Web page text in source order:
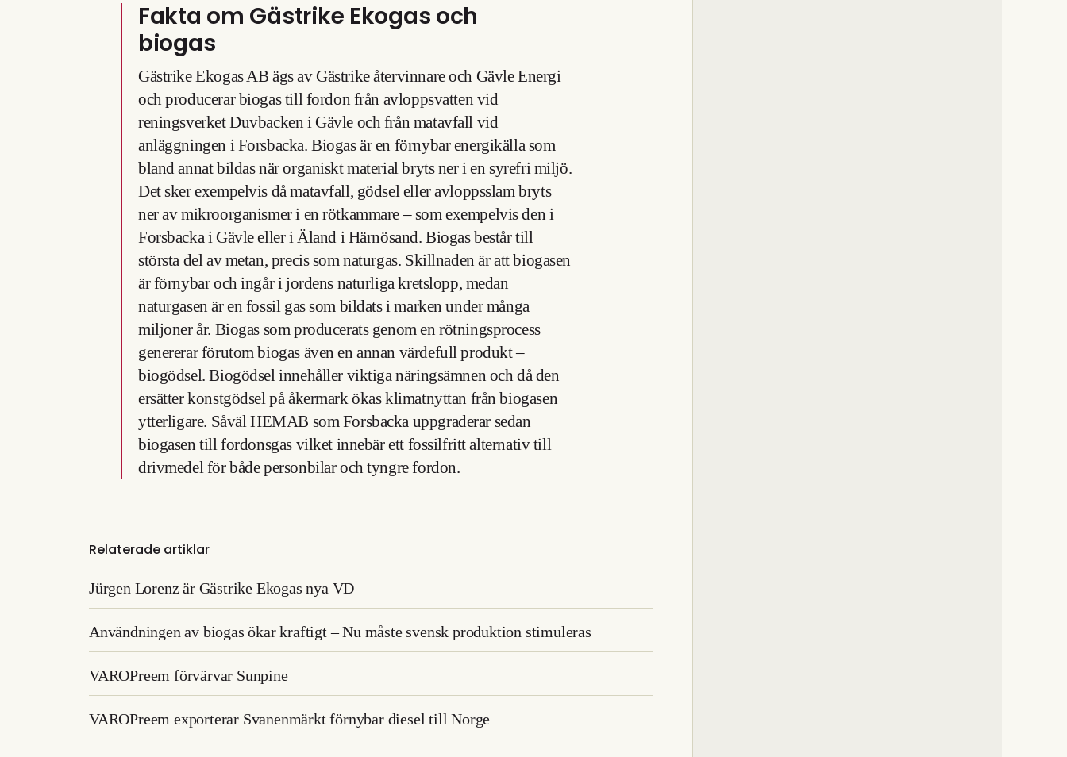
Fakta om Gästrike Ekogas och
biogas
Gästrike Ekogas AB ägs av Gästrike återvinnare och Gävle Energi
och producerar biogas till fordon från avloppsvatten vid
reningsverket Duvbacken i Gävle och från matavfall vid
anläggningen i Forsbacka. Biogas är en förnybar energikälla som
bland annat bildas när organiskt material bryts ner i en syrefri miljö.
Det sker exempelvis då matavfall, gödsel eller avloppsslam bryts
ner av mikroorganismer i en rötkammare – som exempelvis den i
Forsbacka i Gävle eller i Äland i Härnösand. Biogas består till
största del av metan, precis som naturgas. Skillnaden är att biogasen
är förnybar och ingår i jordens naturliga kretslopp, medan
naturgasen är en fossil gas som bildats i marken under många
miljoner år. Biogas som producerats genom en rötningsprocess
genererar förutom biogas även en annan värdefull produkt –
biogödsel. Biogödsel innehåller viktiga näringsämnen och då den
ersätter konstgödsel på åkermark ökas klimatnyttan från biogasen
ytterligare. Såväl HEMAB som Forsbacka uppgraderar sedan
biogasen till fordonsgas vilket innebär ett fossilfritt alternativ till
drivmedel för både personbilar och tyngre fordon.
Relaterade artiklar
Jürgen Lorenz är Gästrike Ekogas nya VD
Användningen av biogas ökar kraftigt – Nu måste svensk produktion stimuleras
VAROPreem förvärvar Sunpine
VAROPreem exporterar Svanenmärkt förnybar diesel till Norge